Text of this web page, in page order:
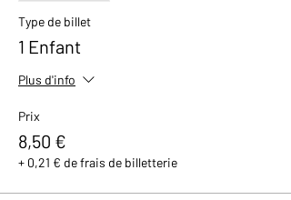
Type de billet
1 Enfant
Plus d'info
Prix
8,50 €
+ 0,21 € de frais de billetterie